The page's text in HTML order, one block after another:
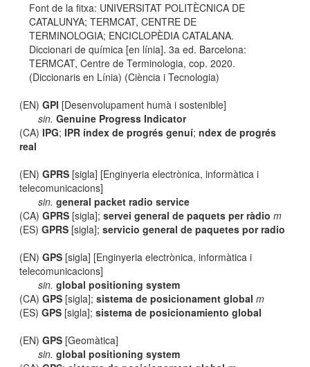
Font de la fitxa: UNIVERSITAT POLITÈCNICA DE
CATALUNYA; TERMCAT, CENTRE DE
TERMINOLOGIA; ENCICLOPÈDIA CATALANA.
Diccionari de química [en línia]. 3a ed. Barcelona:
TERMCAT, Centre de Terminologia, cop. 2020.
(Diccionaris en Línia) (Ciència i Tecnologia)
(EN)GPI [Desenvolupament humà i sostenible]
sin. Genuine Progress Indicator
(CA)IPG;IPR índex de progrés genuí;ndex de progrés
real
(EN)GPRS [sigla] [Enginyeria electrònica, informàtica i
telecomunicacions]
sin. general packet radio service
(CA)GPRS [sigla];servei general de paquets per ràdio m
(ES)GPRS [sigla];servicio general de paquetes por radio
(EN)GPS [sigla] [Enginyeria electrònica, informàtica i
telecomunicacions]
sin. global positioning system
(CA)GPS [sigla];sistema de posicionament global m
(ES)GPS [sigla];sistema de posicionamiento global
(EN)GPS [Geomàtica]
sin. global positioning system